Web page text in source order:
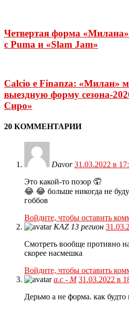
Четвертая форма
с Puma и «Slam Jam»
Calcio e Finanza: «Милан»
выездную форму сезона-
Сиро»
20 КОММЕНТАРИИ
Davor 31.03.2022 в
Это какой-то позор 🤦
😂 😂 больше никогда не
гоббов
Войдите, чтобы оставить
KAZ 13 регион
Смотреть вообще противно
скорее насмешка
Войдите, чтобы оставить
а.с - М 31.03.2022 в
Дерьмо а не форма. как будто